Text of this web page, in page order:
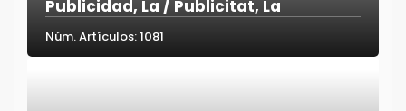
Publicidad, La / Publicitat, La
Núm. Artículos: 1081